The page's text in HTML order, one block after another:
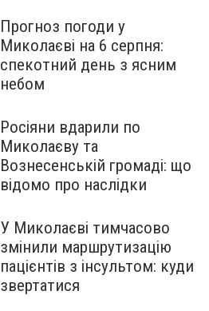
Прогноз погоди у
Миколаєві на 6 серпня:
спекотний день з ясним
небом
Росіяни вдарили по
Миколаєву та
Вознесенській громаді: що
відомо про наслідки
У Миколаєві тимчасово
змінили маршрутизацію
пацієнтів з інсультом: куди
звертатися